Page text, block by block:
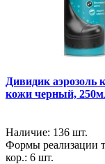
Дивидик аэрозоль
кожи черный,
Наличие: 136 шт.
Формы реализации
кор.: 6 шт.